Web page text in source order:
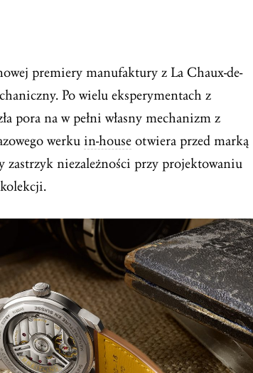
premiery manufaktury z La Chaux-de-
Po wielu eksperymentach z
pora na w pełni własny mechanizm z
werku in-house otwiera przed marką
zastrzyk niezależności przy projektowaniu